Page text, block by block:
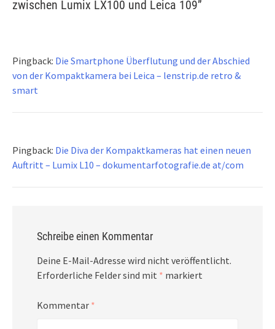
zwischen Lumix LX100 und Leica 109”
Pingback: Die Smartphone Überflutung und der Abschied
von der Kompaktkamera bei Leica – lenstrip.de retro &
smart
Pingback: Die Diva der Kompaktkameras hat einen neuen
Auftritt – Lumix L10 – dokumentarfotografie.de at/com
Schreibe einen Kommentar
Deine E-Mail-Adresse wird nicht veröffentlicht.
Erforderliche Felder sind mit * markiert
Kommentar *